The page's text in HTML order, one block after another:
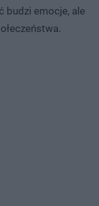
budzi emocje, ale